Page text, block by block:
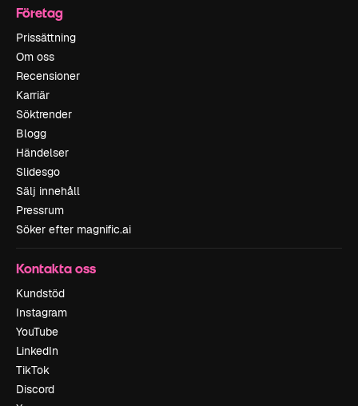
Företag
Prissättning
Om oss
Recensioner
Karriär
Söktrender
Blogg
Händelser
Slidesgo
Sälj innehåll
Pressrum
Söker efter magnific.ai
Kontakta oss
Kundstöd
Instagram
YouTube
LinkedIn
TikTok
Discord